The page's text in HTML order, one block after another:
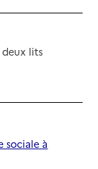
lits
sociale à